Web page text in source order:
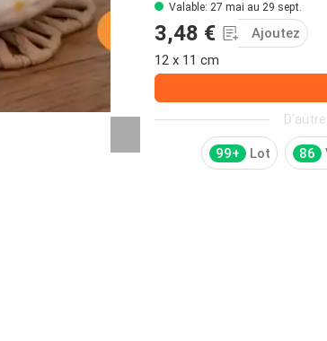
Valable: 27 mai au 29 sept.
3,48 €
Ajoutez
12 x 11 cm
99+ Lot 86